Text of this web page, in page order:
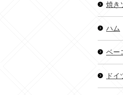
焼き
ハム
ベー
ドイ